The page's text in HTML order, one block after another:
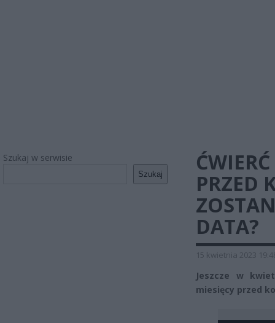
Szukaj w serwisie
Szukaj
PRZED
DATA?
15 kwietnia 2023
Jeszcze w
miesięcy przed